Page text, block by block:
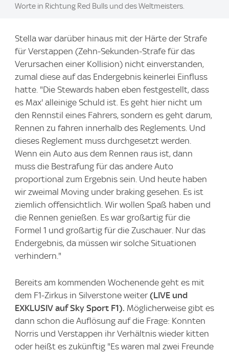
Worte in Richtung Red Bulls und des Weltmeisters.
Stella war darüber hinaus mit der Härte der Strafe
für Verstappen (Zehn-Sekunden-Strafe für das
Verursachen einer Kollision) nicht einverstanden,
zumal diese auf das Endergebnis keinerlei Einfluss
hatte. "Die Stewards haben eben festgestellt, dass
es Max' alleinige Schuld ist. Es geht hier nicht um
den Rennstil eines Fahrers, sondern es geht darum,
Rennen zu fahren innerhalb des Reglements. Und
dieses Reglement muss durchgesetzt werden.
Wenn ein Auto aus dem Rennen raus ist, dann
muss die Bestrafung für das andere Auto
proportional zum Ergebnis sein. Und heute haben
wir zweimal Moving under braking gesehen. Es ist
ziemlich offensichtlich. Wir wollen Spaß haben und
die Rennen genießen. Es war großartig für die
Formel 1 und großartig für die Zuschauer. Nur das
Endergebnis, da müssen wir solche Situationen
verhindern."
Bereits am kommenden Wochenende geht es mit
dem F1-Zirkus in Silverstone weiter (LIVE und
EXKLUSIV auf Sky Sport F1). Möglicherweise gibt es
dann schon die Auflösung auf die Frage: Konnten
Norris und Verstappen ihr Verhältnis wieder kitten
oder heißt es zukünftig "Es waren mal zwei Freunde